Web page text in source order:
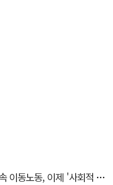
[이정식의 시대의 창]폭염 속 이동노동, 이제 '사회적 위험 관리'로 전환할 때